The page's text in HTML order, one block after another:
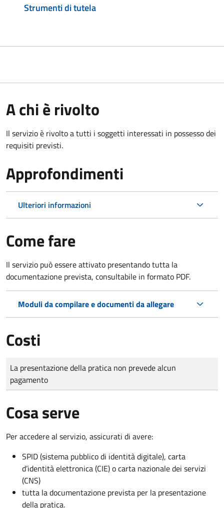
Strumenti di tutela
A chi è rivolto
Il servizio è rivolto a tutti i soggetti interessati in possesso dei
requisiti previsti.
Approfondimenti
Ulteriori informazioni
Come fare
Il servizio può essere attivato presentando tutta la
documentazione prevista, consultabile in formato PDF.
Moduli da compilare e documenti da allegare
Costi
Tipo di pagamento
Importo
La presentazione della pratica non prevede alcun
pagamento
Cosa serve
Per accedere al servizio, assicurati di avere:
SPID (sistema pubblico di identità digitale), carta
d’identità elettronica (CIE) o carta nazionale dei servizi
(CNS)
tutta la documentazione prevista per la presentazione
della pratica.